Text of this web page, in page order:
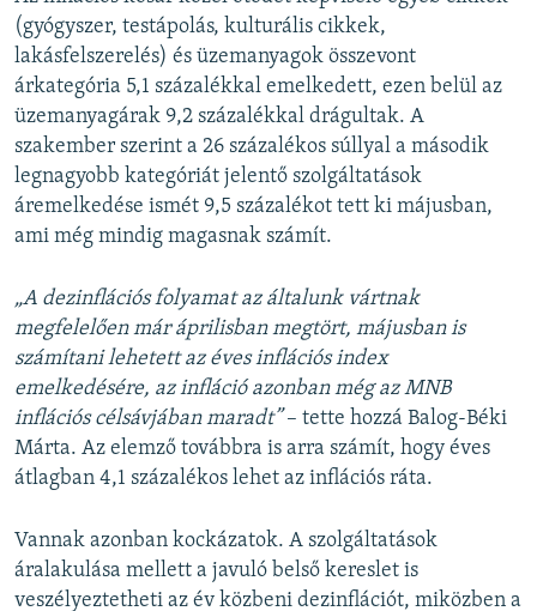
(gyógyszer, testápolás, kulturális cikkek,
lakásfelszerelés) és üzemanyagok összevont
árkategória 5,1 százalékkal emelkedett, ezen belül az
üzemanyagárak 9,2 százalékkal drágultak. A
szakember szerint a 26 százalékos súllyal a második
legnagyobb kategóriát jelentő szolgáltatások
áremelkedése ismét 9,5 százalékot tett ki májusban,
ami még mindig magasnak számít.
„A dezinflációs folyamat az általunk vártnak
megfelelően már áprilisban megtört, májusban is
számítani lehetett az éves inflációs index
emelkedésére, az infláció azonban még az MNB
inflációs célsávjában maradt”– tette hozzá Balog-Béki
Márta. Az elemző továbbra is arra számít, hogy éves
átlagban 4,1 százalékos lehet az inflációs ráta.
Vannak azonban kockázatok. A szolgáltatások
áralakulása mellett a javuló belső kereslet is
veszélyeztetheti az év közbeni dezinflációt, miközben a